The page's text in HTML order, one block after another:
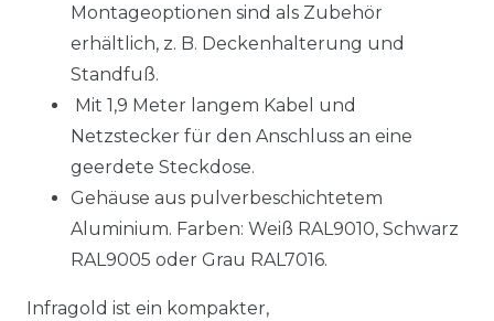
Montageoptionen sind als Zubehör
erhältlich, z. B. Deckenhalterung und
Standfuß.
Mit 1,9 Meter langem Kabel und
Netzstecker für den Anschluss an eine
geerdete Steckdose.
Gehäuse aus pulverbeschichtetem
Aluminium. Farben: Weiß RAL9010, Schwarz
RAL9005 oder Grau RAL7016.
Infragold ist ein kompakter,